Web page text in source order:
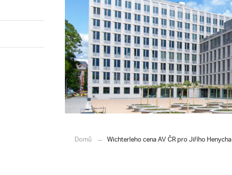
Domů Wichterleho cena AV ČR pro Jiřího Henycha